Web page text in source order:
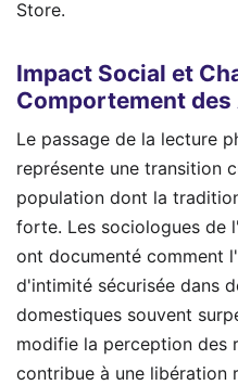
Store.
Impact Social et
Comportement
Le passage de la lecture
représente une transition
population dont la
forte. Les sociologues de
ont documenté comment
d'intimité sécurisée dans
domestiques souvent
modifie la perception des
contribue à une libération